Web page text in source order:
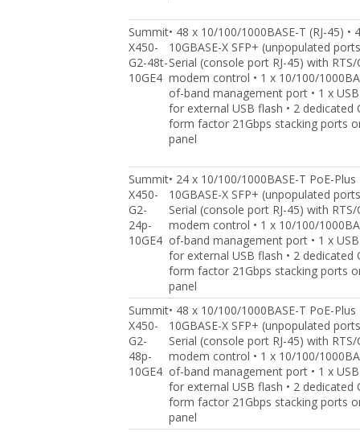
Summit
X450-
G2-48t-
10GE4
• 48 x 10/100/1000BASE-T (RJ-45) •
10GBASE-X SFP+ (unpopulated
Serial (console port RJ-45) with RTS/
modem control • 1 x 10/100/
of-band management port • 1 x
for external USB flash • 2 dedicated
form factor 21Gbps stacking ports
panel
Summit
X450-
G2-
24p-
10GE4
• 24 x 10/100/1000BASE-T PoE-Plus
10GBASE-X SFP+ (unpopulated
Serial (console port RJ-45) with RTS/
modem control • 1 x 10/100/
of-band management port • 1 x
for external USB flash • 2 dedicated
form factor 21Gbps stacking ports
panel
Summit
X450-
G2-
48p-
10GE4
• 48 x 10/100/1000BASE-T PoE-Plus
10GBASE-X SFP+ (unpopulated
Serial (console port RJ-45) with RTS/
modem control • 1 x 10/100/
of-band management port • 1 x
for external USB flash • 2 dedicated
form factor 21Gbps stacking ports
panel